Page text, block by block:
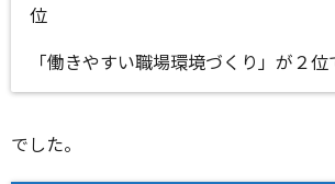
位
「働きやすい職場環境づくり」が２位
でした。